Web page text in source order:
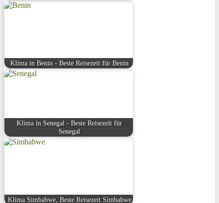
Klima in Benin - Beste Reisezeit für Benin
Klima in Senegal - Beste Reisezeit für
Senegal
Klima Simbabwe, Beste Reisezeit Simbabwe